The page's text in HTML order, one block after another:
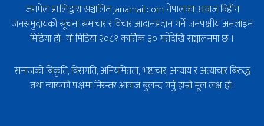
जनमेल प्रा.लि.द्वारा सञ्चालित janamail.com नेपालका आवाज विहीन
जनसमुदायको सूचना समाचार र विचार आदानप्रदान गर्ने जनपक्षीय अनलाइन
मिडिया हो। यो मिडिया २०८१ कार्तिक ३० गतेदेखि सञ्चालनमा छ ।
समाजको बिकृति, विसंगति, अनियमितता, भष्टाचार, अन्याय र अत्याचार बिरुद्ध
तथा न्यायको पक्षमा निरन्तर आवाज बुलन्द गर्नु हाम्रो मूल लक्ष हो।